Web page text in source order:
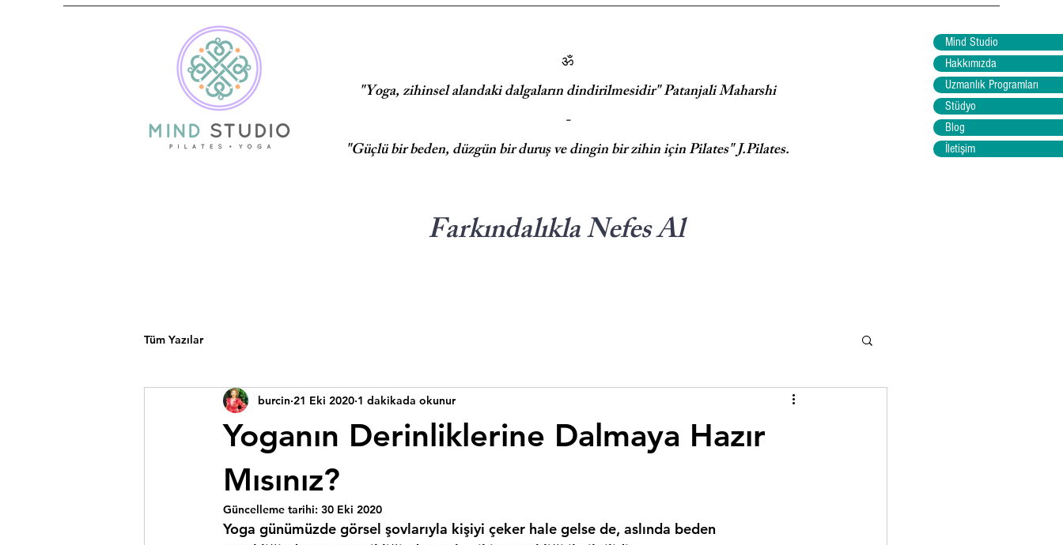
ॐ
"Yoga, zihinsel alandaki dalgaların dindirilmesidir" Patanjali Maharshi
-
"Güçlü bir beden, düzgün bir duruş ve dingin bir zihin için Pilates" J.Pilates.
Mind Studio
Hakkımızda
Uzmanlık Programları
Stüdyo
Blog
İletişim
Farkındalıkla Nefes Al
Tüm Yazılar
Yoganın Derinliklerine Dalmaya Hazır
Mısınız?
burcin 21 Eki 2020 1 dakikada okunur
Güncelleme tarihi: 30 Eki 2020
Yoga günümüzde görsel şovlarıyla kişiyi çeker hale gelse de, aslında beden